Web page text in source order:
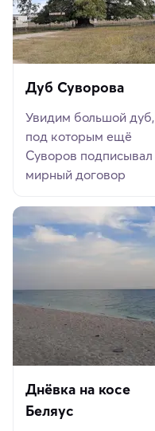
Дуб Суворова
Увидим большой дуб,
под которым ещё
Суворов подписывал
мирный договор
Днёвка на косе
Беляус